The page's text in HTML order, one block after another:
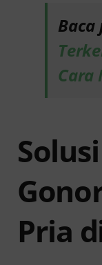
Cara
Pria